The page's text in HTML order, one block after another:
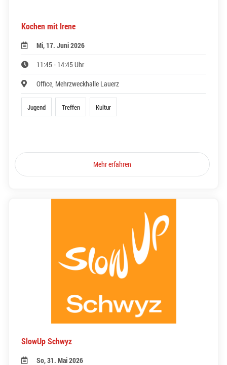
Kochen mit Irene
Mi, 17. Juni 2026
11:45 - 14:45 Uhr
Office, Mehrzweckhalle Lauerz
Jugend Treffen Kultur
Mehr erfahren
SlowUp Schwyz
So, 31. Mai 2026